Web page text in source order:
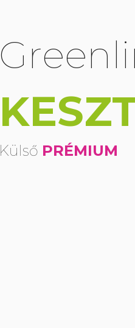
Külső PRÉMIUM